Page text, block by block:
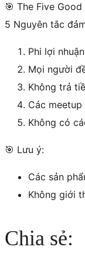
🎯 The Five Good
5 Nguyên tắc
Phi lợi
Mọi người
Không trả
Các
Không có
🎯 Lưu ý:
Các sản
Không giới
Chia sẻ: